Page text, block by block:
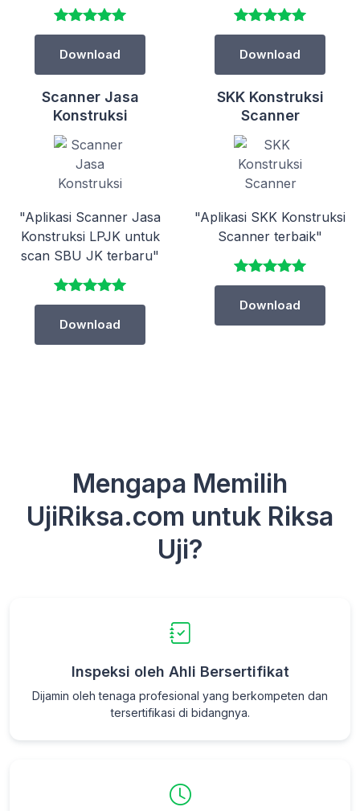
Download Download
Scanner Jasa
Konstruksi
"Aplikasi Scanner Jasa
Konstruksi LPJK untuk
scan SBU JK terbaru"
Download
SKK Konstruksi
Scanner
"Aplikasi SKK Konstruksi
Scanner terbaik"
Download
Mengapa Memilih
UjiRiksa.com untuk Riksa
Uji?
Inspeksi oleh Ahli Bersertifikat
Dijamin oleh tenaga profesional yang berkompeten dan
tersertifikasi di bidangnya.